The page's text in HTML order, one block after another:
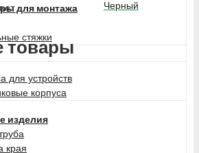
для монтажа
стяжки
для устройств
корпуса
изделия
края
Черный
товары